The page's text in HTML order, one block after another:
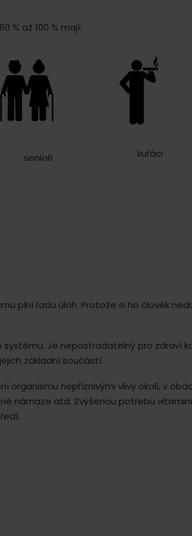
% až 100 % mají:
senioři kuřáci
plní řadu úloh. Protože si ho člověk
Je nepostradatelný pro zdraví
základní součástí.
nepříznivými vlivy okolí, v
námaze atd. Zvýšenou potřebu